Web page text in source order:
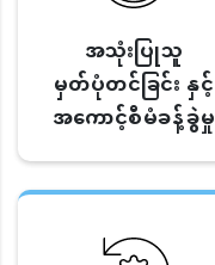
အသုံးပြုသူ
မှတ်ပုံတင်ခြင်း နှင့်
အကောင့်စီမံခန့်ခွဲမှု